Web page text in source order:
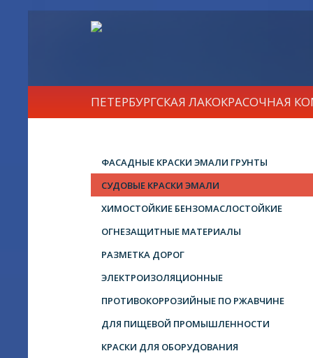
ПЕТЕРБУРГСКАЯ ЛАКОКРАСОЧНАЯ
ФАСАДНЫЕ КРАСКИ ЭМАЛИ ГРУНТЫ
СУДОВЫЕ КРАСКИ ЭМАЛИ
ХИМОСТОЙКИЕ БЕНЗОМАСЛОСТОЙКИЕ
ОГНЕЗАЩИТНЫЕ МАТЕРИАЛЫ
РАЗМЕТКА ДОРОГ
ЭЛЕКТРОИЗОЛЯЦИОННЫЕ
ПРОТИВОКОРРОЗИЙНЫЕ ПО РЖАВЧИНЕ
ДЛЯ ПИЩЕВОЙ ПРОМЫШЛЕННОСТИ
КРАСКИ ДЛЯ ОБОРУДОВАНИЯ